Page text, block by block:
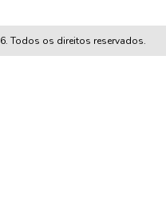
Todos os direitos reservados.